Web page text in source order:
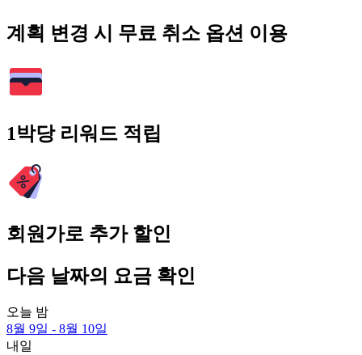
계획 변경 시 무료 취소 옵션 이용
1박당 리워드 적립
회원가로 추가 할인
다음 날짜의 요금 확인
오늘 밤
8월 9일 - 8월 10일
내일